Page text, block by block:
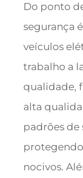
Do ponto
segurança
veículos
trabalho a
qualidade,
alta
padrões de
nocivos.